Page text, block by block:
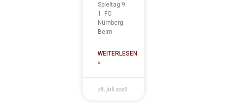
Spieltag 9:
1. FC
Nürnberg
Beim
WEITERLESEN
»
28. Juli 2026